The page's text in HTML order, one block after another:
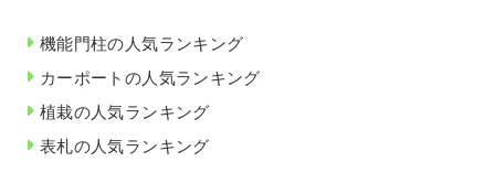
機能門柱の人気ランキング
カーポートの人気ランキング
植栽の人気ランキング
表札の人気ランキング